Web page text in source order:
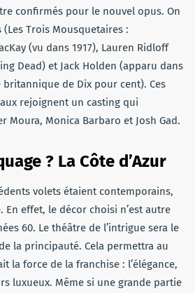
confirmés pour le nouvel opus. On
Trois Mousquetaires :
(vu dans 1917), Lauren Ridloff
Dead) et Jack Holden (apparu dans
britannique de Dix pour cent). Ces
rejoignent un casting qui
Moura, Monica Barbaro et Josh Gad.
? La Côte d’Azur
volets étaient contemporains,
effet, le décor choisi n’est autre
60. Le théâtre de l’intrigue sera le
la principauté. Cela permettra au
la force de la franchise : l’élégance,
luxueux. Même si une grande partie